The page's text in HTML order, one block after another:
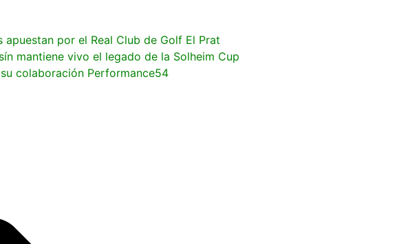
apuestan por el Real Club de Golf El Prat
mantiene vivo el legado de la Solheim Cup
colaboración Performance54